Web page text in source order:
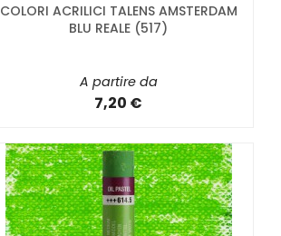
COLORI ACRILICI TALENS AMSTERDAM
BLU REALE (517)
A partire da
7,20 €